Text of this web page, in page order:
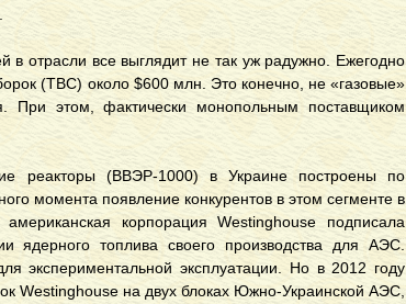
отрасли все выглядит не так уж радужно. Ежегодно
(ТВС) около $600 млн. Это конечно, не «газовые»
этом, фактически монопольным поставщиком
реакторы (ВВЭР-1000) в Украине построены по
момента появление конкурентов в этом сегменте в
корпорация Westinghouse подписала
ядерного топлива своего производства для АЭС.
экспериментальной эксплуатации. Но в 2012 году
Westinghouse на двух блоках Южно-Украинской АЭС,